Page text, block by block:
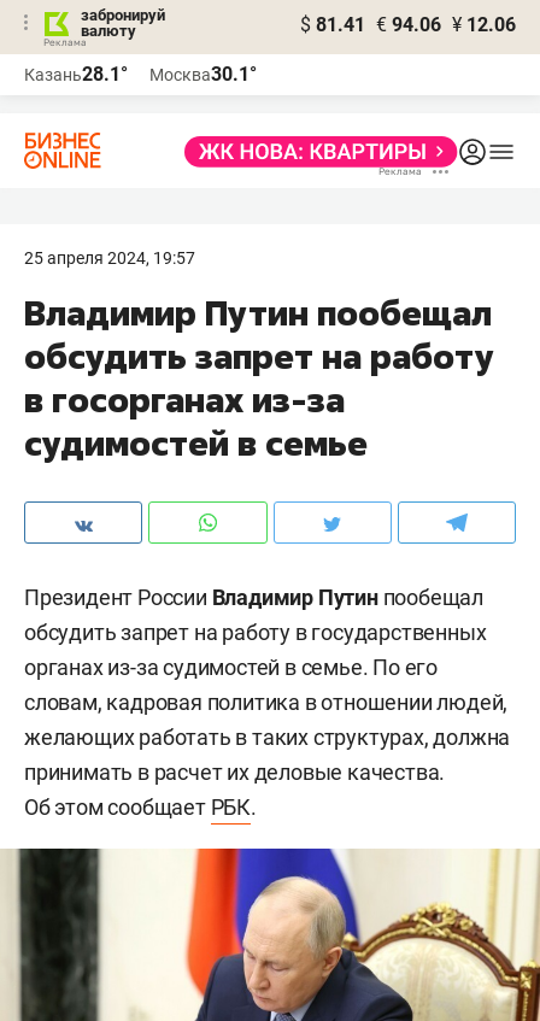
забронируй
валюту
$ 81.41 € 94.06 ¥ 12.06
Казань28.1° Москва30.1°
25 апреля 2024, 19:57
Владимир Путин пообещал
обсудить запрет на работу
в госорганах из-за
судимостей в семье
Президент России Владимир Путинпообещал
обсудить запрет на работу в государственных
органах из-за судимостей в семье. По его
словам, кадровая политика в отношении людей,
желающих работать в таких структурах, должна
принимать в расчет их деловые качества.
Об этом сообщает РБК.